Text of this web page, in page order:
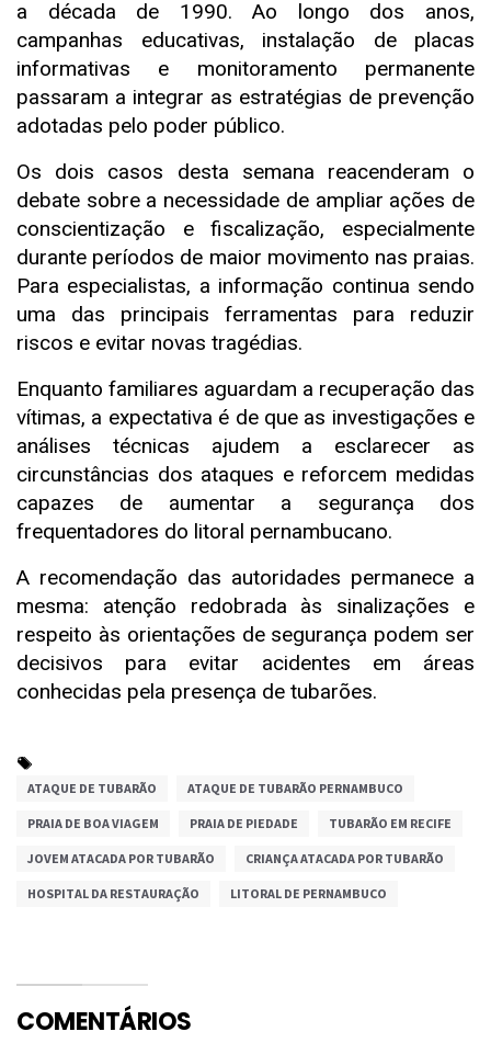
a década de 1990. Ao longo dos anos,
campanhas educativas, instalação de placas
informativas e monitoramento permanente
passaram a integrar as estratégias de prevenção
adotadas pelo poder público.
Os dois casos desta semana reacenderam o
debate sobre a necessidade de ampliar ações de
conscientização e fiscalização, especialmente
durante períodos de maior movimento nas praias.
Para especialistas, a informação continua sendo
uma das principais ferramentas para reduzir
riscos e evitar novas tragédias.
Enquanto familiares aguardam a recuperação das
vítimas, a expectativa é de que as investigações e
análises técnicas ajudem a esclarecer as
circunstâncias dos ataques e reforcem medidas
capazes de aumentar a segurança dos
frequentadores do litoral pernambucano.
A recomendação das autoridades permanece a
mesma: atenção redobrada às sinalizações e
respeito às orientações de segurança podem ser
decisivos para evitar acidentes em áreas
conhecidas pela presença de tubarões.
ATAQUE DE TUBARÃO ATAQUE DE TUBARÃO PERNAMBUCO
PRAIA DE BOA VIAGEM PRAIA DE PIEDADE TUBARÃO EM RECIFE
JOVEM ATACADA POR TUBARÃO CRIANÇA ATACADA POR TUBARÃO
HOSPITAL DA RESTAURAÇÃO LITORAL DE PERNAMBUCO
COMENTÁRIOS